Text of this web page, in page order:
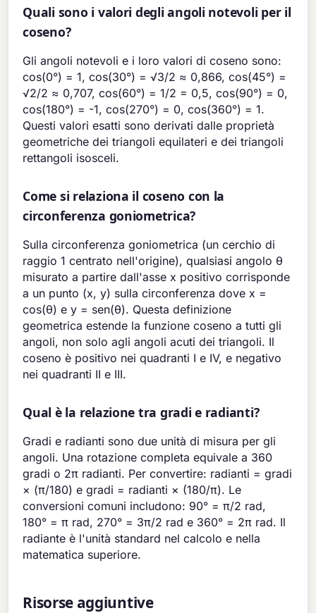
Quali sono i valori degli angoli notevoli per il
coseno?
Gli angoli notevoli e i loro valori di coseno sono:
cos(0°) = 1, cos(30°) = √3/2 ≈ 0,866, cos(45°) =
√2/2 ≈ 0,707, cos(60°) = 1/2 = 0,5, cos(90°) = 0,
cos(180°) = -1, cos(270°) = 0, cos(360°) = 1.
Questi valori esatti sono derivati dalle proprietà
geometriche dei triangoli equilateri e dei triangoli
rettangoli isosceli.
Come si relaziona il coseno con la
circonferenza goniometrica?
Sulla circonferenza goniometrica (un cerchio di
raggio 1 centrato nell'origine), qualsiasi angolo θ
misurato a partire dall'asse x positivo corrisponde
a un punto (x, y) sulla circonferenza dove x =
cos(θ) e y = sen(θ). Questa definizione
geometrica estende la funzione coseno a tutti gli
angoli, non solo agli angoli acuti dei triangoli. Il
coseno è positivo nei quadranti I e IV, e negativo
nei quadranti II e III.
Qual è la relazione tra gradi e radianti?
Gradi e radianti sono due unità di misura per gli
angoli. Una rotazione completa equivale a 360
gradi o 2π radianti. Per convertire: radianti = gradi
× (π/180) e gradi = radianti × (180/π). Le
conversioni comuni includono: 90° = π/2 rad,
180° = π rad, 270° = 3π/2 rad e 360° = 2π rad. Il
radiante è l'unità standard nel calcolo e nella
matematica superiore.
Risorse aggiuntive